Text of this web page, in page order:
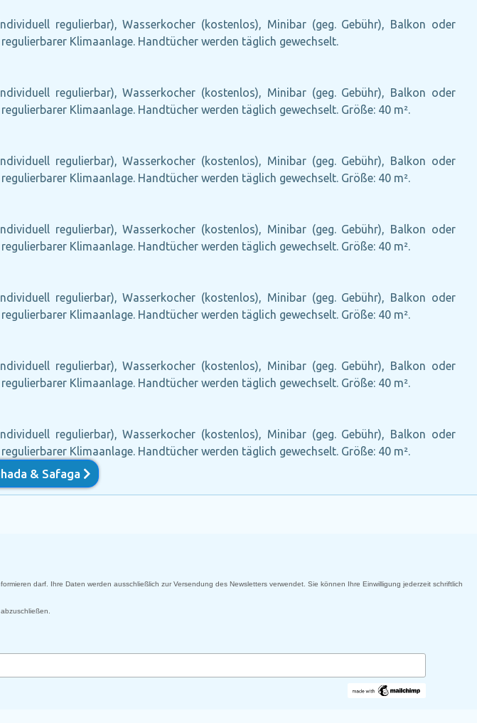
regulierbar), Wasserkocher (kostenlos), Minibar (geg. Gebühr), Balkon oder
Klimaanlage. Handtücher werden täglich gewechselt.
regulierbar), Wasserkocher (kostenlos), Minibar (geg. Gebühr), Balkon oder
Klimaanlage. Handtücher werden täglich gewechselt. Größe: 40 m².
regulierbar), Wasserkocher (kostenlos), Minibar (geg. Gebühr), Balkon oder
Klimaanlage. Handtücher werden täglich gewechselt. Größe: 40 m².
regulierbar), Wasserkocher (kostenlos), Minibar (geg. Gebühr), Balkon oder
Klimaanlage. Handtücher werden täglich gewechselt. Größe: 40 m².
regulierbar), Wasserkocher (kostenlos), Minibar (geg. Gebühr), Balkon oder
Klimaanlage. Handtücher werden täglich gewechselt. Größe: 40 m².
regulierbar), Wasserkocher (kostenlos), Minibar (geg. Gebühr), Balkon oder
Klimaanlage. Handtücher werden täglich gewechselt. Größe: 40 m².
regulierbar), Wasserkocher (kostenlos), Minibar (geg. Gebühr), Balkon oder
Klimaanlage. Handtücher werden täglich gewechselt. Größe: 40 m².
& Safaga
darf. Ihre Daten werden ausschließlich zur Versendung des Newsletters verwendet. Sie können Ihre Einwilligung jederzeit schriftlich